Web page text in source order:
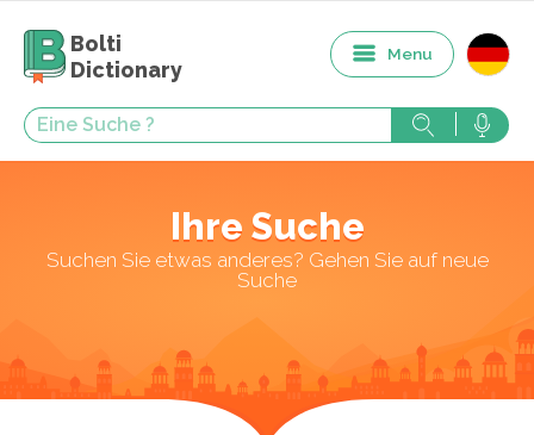
Bolti
Dictionary
Menu
Ihre Suche
Suchen Sie etwas anderes? Gehen Sie auf neue
Suche